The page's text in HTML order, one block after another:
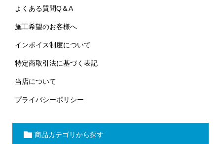
よくある質問Q＆A
施工希望のお客様へ
インボイス制度について
特定商取引法に基づく表記
当店について
プライバシーポリシー
商品カテゴリから探す